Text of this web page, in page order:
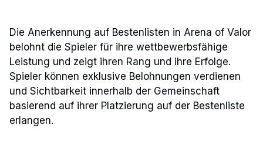
Die Anerkennung auf Bestenlisten in Arena of Valor
belohnt die Spieler für ihre wettbewerbsfähige
Leistung und zeigt ihren Rang und ihre Erfolge.
Spieler können exklusive Belohnungen verdienen
und Sichtbarkeit innerhalb der Gemeinschaft
basierend auf ihrer Platzierung auf der Bestenliste
erlangen.